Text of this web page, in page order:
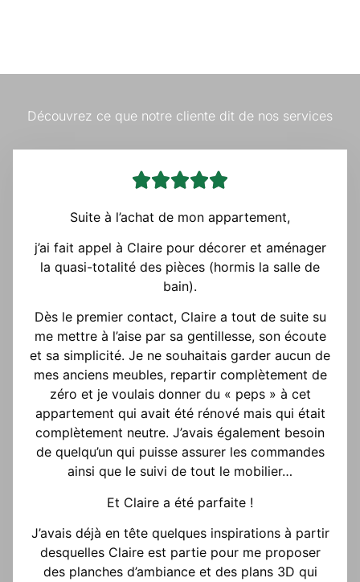
Découvrez ce que notre cliente dit de nos services

Suite à l’achat de mon appartement,
j’ai fait appel à Claire pour décorer et aménager
la quasi-totalité des pièces (hormis la salle de
bain).
Dès le premier contact, Claire a tout de suite su
me mettre à l’aise par sa gentillesse, son écoute
et sa simplicité. Je ne souhaitais garder aucun de
mes anciens meubles, repartir complètement de
zéro et je voulais donner du « peps » à cet
appartement qui avait été rénové mais qui était
complètement neutre. J’avais également besoin
de quelqu’un qui puisse assurer les commandes
ainsi que le suivi de tout le mobilier…
Et Claire a été parfaite !
J’avais déjà en tête quelques inspirations à partir
desquelles Claire est partie pour me proposer
des planches d’ambiance et des plans 3D qui